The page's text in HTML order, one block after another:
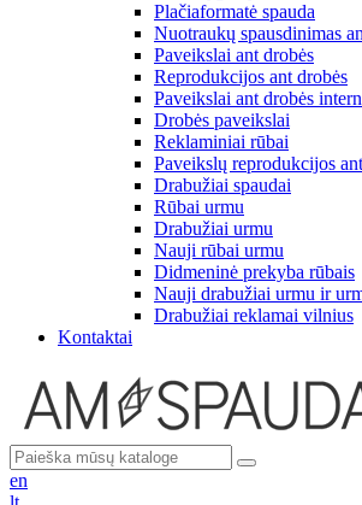
Plačiaformatė spauda
Nuotraukų spausdinimas
Paveikslai ant drobės
Reprodukcijos ant drobės
Paveikslai ant drobės
Drobės paveikslai
Reklaminiai rūbai
Paveikslų reprodukcijos
Drabužiai spaudai
Rūbai urmu
Drabužiai urmu
Nauji rūbai urmu
Didmeninė prekyba rūbais
Nauji drabužiai urmu ir
Drabužiai reklamai vilnius
Kontaktai
en